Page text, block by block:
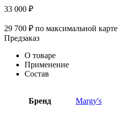
33 000 ₽
29 700 ₽ по максимальной карте
Предзаказ
О товаре
Применение
Состав
Бренд Margy's